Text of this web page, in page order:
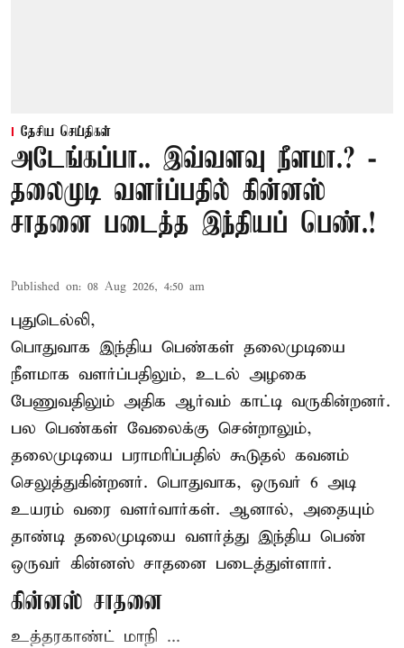
தேசிய செய்திகள்
அடேங்கப்பா.. இவ்வளவு நீளமா.? -
தலைமுடி வளர்ப்பதில் கின்னஸ்
சாதனை படைத்த இந்தியப் பெண்.!
Published on: 08 Aug 2026, 4:50 am
புதுடெல்லி,
பொதுவாக இந்திய பெண்கள் தலைமுடியை
நீளமாக வளர்ப்பதிலும், உடல் அழகை
பேணுவதிலும் அதிக ஆர்வம் காட்டி வருகின்றனர்.
பல பெண்கள் வேலைக்கு சென்றாலும்,
தலைமுடியை பராமரிப்பதில் கூடுதல் கவனம்
செலுத்துகின்றனர். பொதுவாக, ஒருவர் 6 அடி
உயரம் வரை வளர்வார்கள். ஆனால், அதையும்
தாண்டி தலைமுடியை வளர்த்து இந்திய பெண்
ஒருவர் கின்னஸ் சாதனை படைத்துள்ளார்.
கின்னஸ் சாதனை
உத்தரகாண்ட் மாநி ...